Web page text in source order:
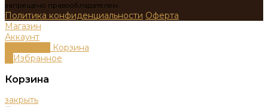
запрещено правообладателем.
Политика конфиденциальности Оферта
Магазин
Аккаунт
Корзина
Избранное
Корзина
закрыть